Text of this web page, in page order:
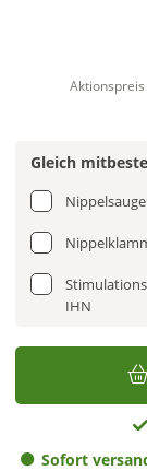
Gleich
IHN
Sofort